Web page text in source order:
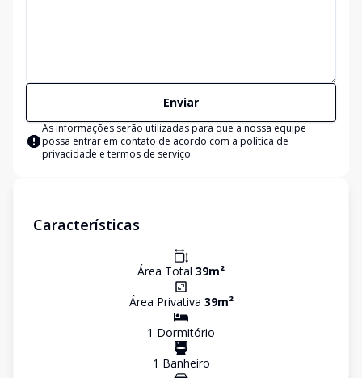
Enviar
As informações serão utilizadas para que a nossa equipe
possa entrar em contato de acordo com a política de
privacidade e termos de serviço
Características
Área Total 39m²
Área Privativa 39m²
1 Dormitório
1 Banheiro